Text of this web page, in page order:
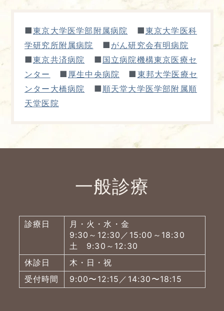
■東京大学医学部附属病院 ■東京大学医科
学研究所附属病院
■ がん研究会有明病院
■東京共済病院 ■ 国立病院機構東京医療セ
ンター
■ 厚生中央病院 ■ 東邦大学医療セ
ンター大橋病院
■ 順天堂大学医学部附属順
天堂医院
一般診療
診療日
月・火・水・金
9:30～12:30／15:00～18:30
土 9:30～12:30
休診日
木・日・祝
受付時間
9:00〜12:15／14:30〜18:15